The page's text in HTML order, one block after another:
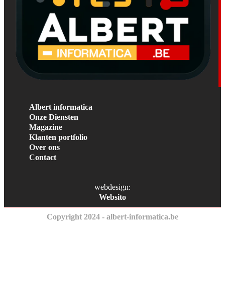
Albert informatica
Onze Diensten
Magazine
Klanten portfolio
Over ons
Contact
webdesign:
Websito
Copyright 2024 - albert-informatica.be